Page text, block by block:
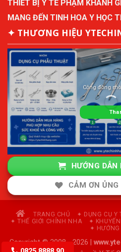
THIẾT BỊ Y TẾ PHẠM KHÁNH
MANG ĐẾN TINH HOA Y HỌC
✦ THƯƠNG HIỆU
Cộng đồng
HƯỚNG
CẢM ƠN
TRANG CHỦ ✦ DỤNG CỤ Y
✦ THẾ GIỚI CHỈNH NHA
✦
✦ HƯỚNG
Copyright © 2008 - 2026 |